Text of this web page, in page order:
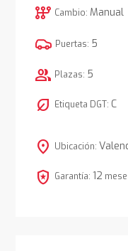
auto_transmission Cambio: Manual
Puertas: 5
group Plazas: 5
nest_eco_leaf Etiqueta DGT: C
location_on Ubicación:
local_police Garantía: 12